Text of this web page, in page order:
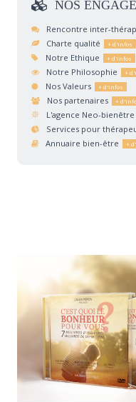
NOS
Rencontre inter-
Charte qualité
Notre Ethique
Notre Philosophie
Nos Valeurs
Nos partenaires
L'agence Neo-bienêtre
Services pour
Annuaire bien-être